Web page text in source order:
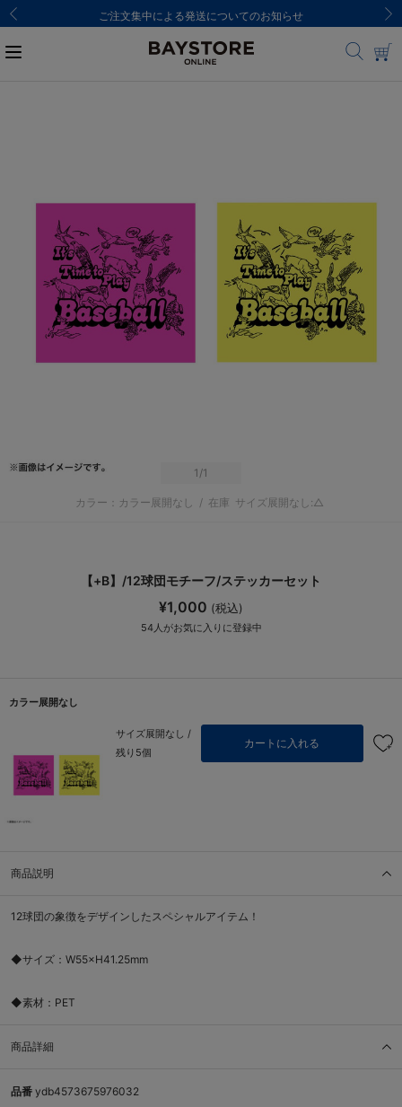
ご注文集中による発送についてのお知らせ
1 /1
カラー：カラー展開なし / 在庫 サイズ展開なし:△
【+B】/12球団モチーフ/ステッカーセット
¥1,000 (税込)
54 人がお気に入りに登録中
カラー展開なし
サイズ展開なし /
残り5個
カートに入れる
商品説明
12球団の象徴をデザインしたスペシャルアイテム！
◆サイズ：W55×H41.25mm
◆素材：PET
商品詳細
品番 ydb4573675976032